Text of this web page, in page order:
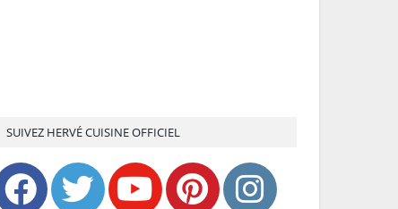
SUIVEZ HERVÉ CUISINE OFFICIEL